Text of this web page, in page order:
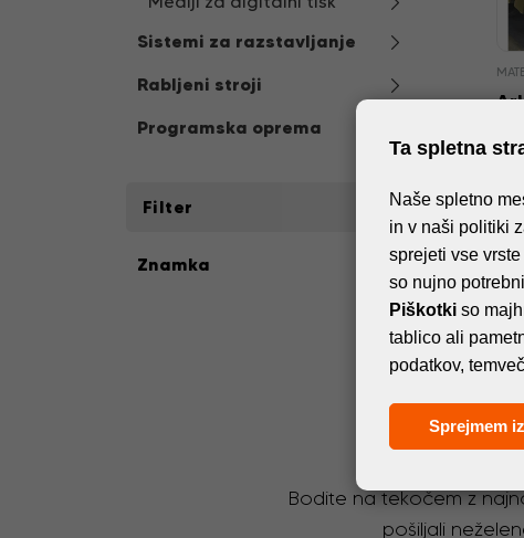
Sistemi za razstavljanje
Rabljeni stroji
Programska oprema
Filter
Znamka
Bodite na tekočem z
pošiljali
Ta spletna
Naše spletno
in v naši politiki
sprejeti vse
so nujno
Piškotki so
tablico ali
podatkov,
Sprejmem